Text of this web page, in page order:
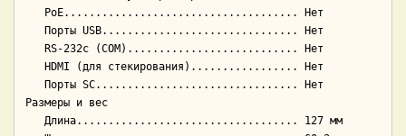
Размеры и вес